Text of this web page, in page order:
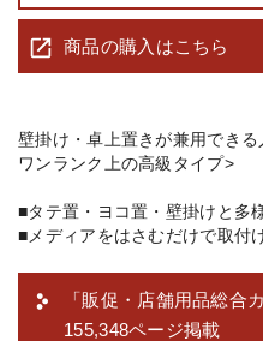
商品の購入はこちら
壁掛け・卓上置きが兼用できる
ワンランク上の高級タイプ>
■タテ置・ヨコ置・壁掛けと多
■メディアをはさむだけで取付
「販促・店舗用品総合
155,348ページ掲載